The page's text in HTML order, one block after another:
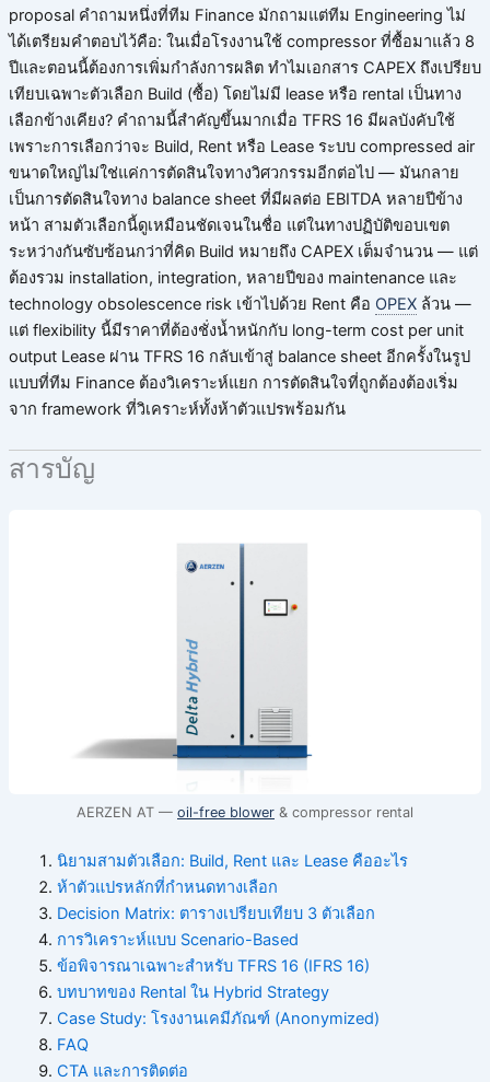
proposal คำถามหนึ่งที่ทีม Finance มักถามแต่ทีม Engineering ไม่
ได้เตรียมคำตอบไว้คือ: ในเมื่อโรงงานใช้ compressor ที่ซื้อมาแล้ว 8
ปีและตอนนี้ต้องการเพิ่มกำลังการผลิต ทำไมเอกสาร CAPEX ถึงเปรียบ
เทียบเฉพาะตัวเลือก Build (ซื้อ) โดยไม่มี lease หรือ rental เป็นทาง
เลือกข้างเคียง? คำถามนี้สำคัญขึ้นมากเมื่อ TFRS 16 มีผลบังคับใช้
เพราะการเลือกว่าจะ Build, Rent หรือ Lease ระบบ compressed air
ขนาดใหญ่ไม่ใช่แค่การตัดสินใจทางวิศวกรรมอีกต่อไป — มันกลาย
เป็นการตัดสินใจทาง balance sheet ที่มีผลต่อ EBITDA หลายปีข้าง
หน้า สามตัวเลือกนี้ดูเหมือนชัดเจนในชื่อ แต่ในทางปฏิบัติขอบเขต
ระหว่างกันซับซ้อนกว่าที่คิด Build หมายถึง CAPEX เต็มจำนวน — แต่
ต้องรวม installation, integration, หลายปีของ maintenance และ
technology obsolescence risk เข้าไปด้วย Rent คือ OPEXล้วน —
แต่ flexibility นี้มีราคาที่ต้องชั่งน้ำหนักกับ long-term cost per unit
output Lease ผ่าน TFRS 16 กลับเข้าสู่ balance sheet อีกครั้งในรูป
แบบที่ทีม Finance ต้องวิเคราะห์แยก การตัดสินใจที่ถูกต้องต้องเริ่ม
จาก framework ที่วิเคราะห์ทั้งห้าตัวแปรพร้อมกัน
สารบัญ
AERZEN AT — oil-free blower & compressor rental
นิยามสามตัวเลือก: Build, Rent และ Lease คืออะไร
ห้าตัวแปรหลักที่กำหนดทางเลือก
Decision Matrix: ตารางเปรียบเทียบ 3 ตัวเลือก
การวิเคราะห์แบบ Scenario-Based
ข้อพิจารณาเฉพาะสำหรับ TFRS 16 (IFRS 16)
บทบาทของ Rental ใน Hybrid Strategy
Case Study: โรงงานเคมีภัณฑ์ (Anonymized)
FAQ
CTA และการติดต่อ